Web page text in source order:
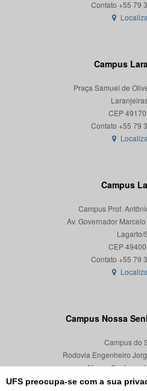
UFS preocupa-se com a sua
Campus
Praça Samuel de
CEP
Campus
Campus Prof.
Av. Governador
Lagarto/
CEP
Campus Nossa
Campus do
Rodovia Engenheiro
Nossa Senhora
CEP